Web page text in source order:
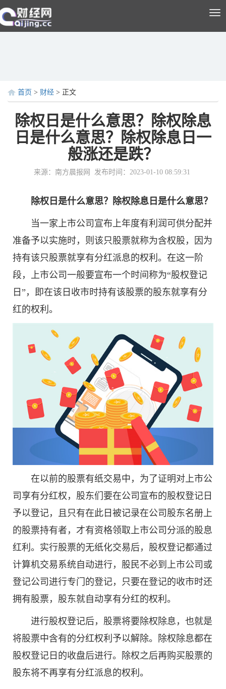
首页 > 财经 > 正文
除权日是什么意思？除权除息
日是什么意思？除权除息日一
般涨还是跌？
来源：南方晨报网 发布时间：2023-01-10 08:59:31
除权日是什么意思？除权除息日是什么意思？
当一家上市公司宣布上年度有利润可供分配并
准备予以实施时，则该只股票就称为含权股，因为
持有该只股票就享有分红派息的权利。在这一阶
段，上市公司一般要宣布一个时间称为“股权登记
日”，即在该日收市时持有该股票的股东就享有分
红的权利。
在以前的股票有纸交易中，为了证明对上市公
司享有分红权，股东们要在公司宣布的股权登记日
予以登记，且只有在此日被记录在公司股东名册上
的股票持有者，才有资格领取上市公司分派的股息
红利。实行股票的无纸化交易后，股权登记都通过
计算机交易系统自动进行，股民不必到上市公司或
登记公司进行专门的登记，只要在登记的收市时还
拥有股票，股东就自动享有分红的权利。
进行股权登记后，股票将要除权除息，也就是
将股票中含有的分红权利予以解除。除权除息都在
股权登记日的收盘后进行。除权之后再购买股票的
股东将不再享有分红派息的权利。